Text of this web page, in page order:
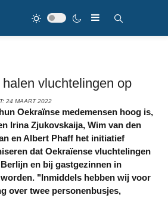
vluchtelingen op
24 MAART 2022
Irina Zjukovskaija, Wim van den
en Albert Phaff het initiatief
dat Oekraïense vluchtelingen
en bij gastgezinnen in
"Inmiddels hebben wij voor
over twee personenbusjes,